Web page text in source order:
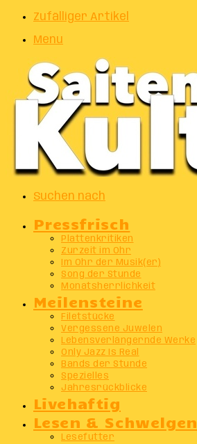
Zufälliger Artikel
Menu
Suchen nach
Pressfrisch
Plattenkritiken
Zurzeit im Ohr
Im Ohr der Musik(er)
Song der Stunde
Monatsherrlichkeit
Meilensteine
Filetstücke
Vergessene Juwelen
Lebensverlängernde Werke
Only Jazz Is Real
Bands der Stunde
Spezielles
Jahresrückblicke
Livehaftig
Lesen & Schwelgen
Lesefutter